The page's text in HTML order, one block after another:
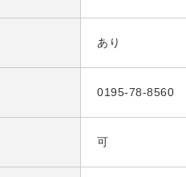
あり
0195-78-8560
可